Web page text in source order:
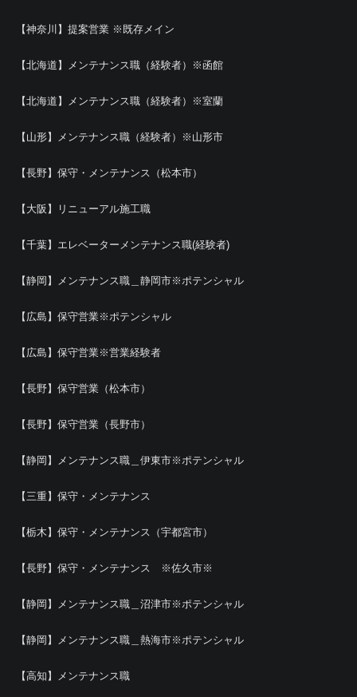
【神奈川】提案営業 ※既存メイン
【北海道】メンテナンス職（経験者）※函館
【北海道】メンテナンス職（経験者）※室蘭
【山形】メンテナンス職（経験者）※山形市
【長野】保守・メンテナンス（松本市）
【大阪】リニューアル施工職
【千葉】エレベーターメンテナンス職(経験者)
【静岡】メンテナンス職＿静岡市※ポテンシャル
【広島】保守営業※ポテンシャル
【広島】保守営業※営業経験者
【長野】保守営業（松本市）
【長野】保守営業（長野市）
【静岡】メンテナンス職＿伊東市※ポテンシャル
【三重】保守・メンテナンス
【栃木】保守・メンテナンス（宇都宮市）
【長野】保守・メンテナンス ※佐久市※
【静岡】メンテナンス職＿沼津市※ポテンシャル
【静岡】メンテナンス職＿熱海市※ポテンシャル
【高知】メンテナンス職